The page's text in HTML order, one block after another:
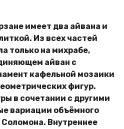
имеет два айвана и
Из всех частей
только на михрабе,
айван с
кафельной мозаики
фигур.
в сочетании с другими
вариации объёмного
Внутреннее